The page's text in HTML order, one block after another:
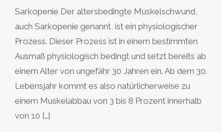
Sarkopenie Der altersbedingte Muskelschwund,
auch Sarkopenie genannt, ist ein physiologischer
Prozess. Dieser Prozess ist in einem bestimmten
Ausmaß physiologisch bedingt und setzt bereits ab
einem Alter von ungefähr 30 Jahren ein. Ab dem 30.
Lebensjahr kommt es also natürlicherweise zu
einem Muskelabbau von 3 bis 8 Prozent innerhalb
von 10 […]